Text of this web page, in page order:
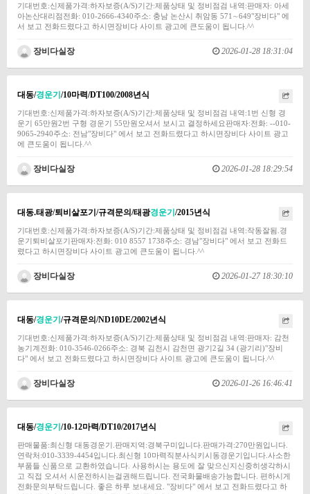
기대번호:신제품가격:하자보증(A/S)기간:제품상태 및 정비점검 내역:판매자: 아세
아논산대리점전화: 010-2666-4340주소: 충남 논산시 취암동 571∼649"장비다" 에
서 보고 전화드렸다고 하시면장비다 사이트 광고에 큰도움이 됩니다.^^
장비다실장 2026-01-28 18:31:04
대동/경운기/10마력/DT100/2008년식
기대번호:신제품가격:하자보증(A/S)기간:제품상태 및 정비점검 내역:1번 신형 경
운기 65만원2번 구형 경운기 55만원오셔서 보시고 결정하세요판매자:전화: --010-
9065-2940주소: 전남"장비다" 에서 보고 전화드렸다고 하시면장비다 사이트 광고
에 큰도움이 됩니다.^^
장비다실장 2026-01-28 18:29:54
대동.태광/퇴비살포기/규격문의/태광경운기/2015년식
기대번호:신제품가격:하자보증(A/S)기간:제품상태 및 정비점검 내역:작동잘됨.경
운기퇴비살포기판매자:전화: 010 8557 1738주소: 경남"장비다" 에서 보고 전화드
렸다고 하시면장비다 사이트 광고에 큰도움이 됩니다.^^
장비다실장 2026-01-27 18:30:10
대동/경운기/규격문의/ND10DE/2002년식
기대번호:신제품가격:하자보증(A/S)기간:제품상태 및 정비점검 내역:판매자: 감천
농기계전화: 010-3546-0266주소: 경북 김천시 감천면 광기2길 34 (광기리)"장비
다" 에서 보고 전화드렸다고 하시면장비다 사이트 광고에 큰도움이 됩니다.^^
장비다실장 2026-01-26 16:46:41
대동/경운기/10-12마력/DT10/2017년식
판매물품:최신형 대동경운기.판매지역:경북구미입니다.판매가격:270만원입니다.
연락처:010-3339-4454입니다.최신형 10마력직분사식키시동경운기입니다.사소한
부품들 신품으로 교환하였습니다. 사용하시는 용도에 잘 맞으신지신중히생각하시
고 직접 오셔서 시운전하시는걸권해드립니다. 전국화물배송가능합니다. 편하시게
전화문의부탁드립니다. 좋은 하루 보내세요. "장비다" 에서 보고 전화드렸다고 하